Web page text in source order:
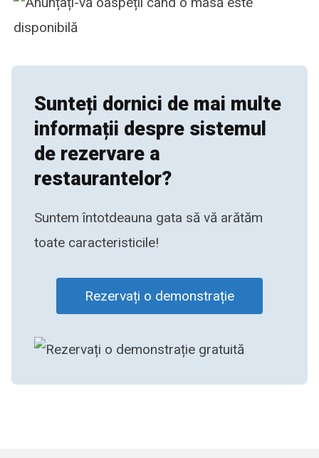
Sunteți dornici de mai multe
informații despre sistemul
de rezervare a
restaurantelor?
Suntem întotdeauna gata să vă arătăm
toate caracteristicile!
Rezervați o demonstrație